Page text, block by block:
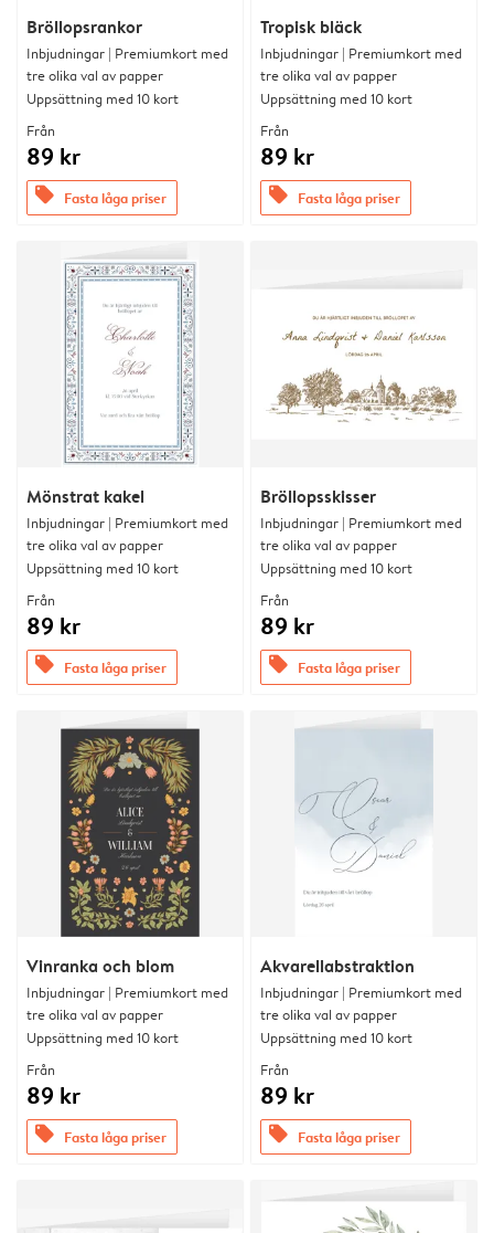
Bröllopsrankor
Inbjudningar | Premiumkort med
tre olika val av papper
Uppsättning med 10 kort
Från
89 kr
offers Fasta låga priser
Tropisk bläck
Inbjudningar | Premiumkort med
tre olika val av papper
Uppsättning med 10 kort
Från
89 kr
offers Fasta låga priser
Mönstrat kakel
Inbjudningar | Premiumkort med
tre olika val av papper
Uppsättning med 10 kort
Från
89 kr
offers Fasta låga priser
Bröllopsskisser
Inbjudningar | Premiumkort med
tre olika val av papper
Uppsättning med 10 kort
Från
89 kr
offers Fasta låga priser
Vinranka och blom
Inbjudningar | Premiumkort med
tre olika val av papper
Uppsättning med 10 kort
Från
89 kr
offers Fasta låga priser
Akvarellabstraktion
Inbjudningar | Premiumkort med
tre olika val av papper
Uppsättning med 10 kort
Från
89 kr
offers Fasta låga priser